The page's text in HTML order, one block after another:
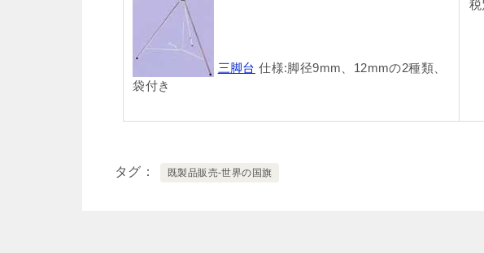
三脚台 仕様:脚径9mm、12mmの2種類、
袋付き
タグ 既製品販売-世界の国旗